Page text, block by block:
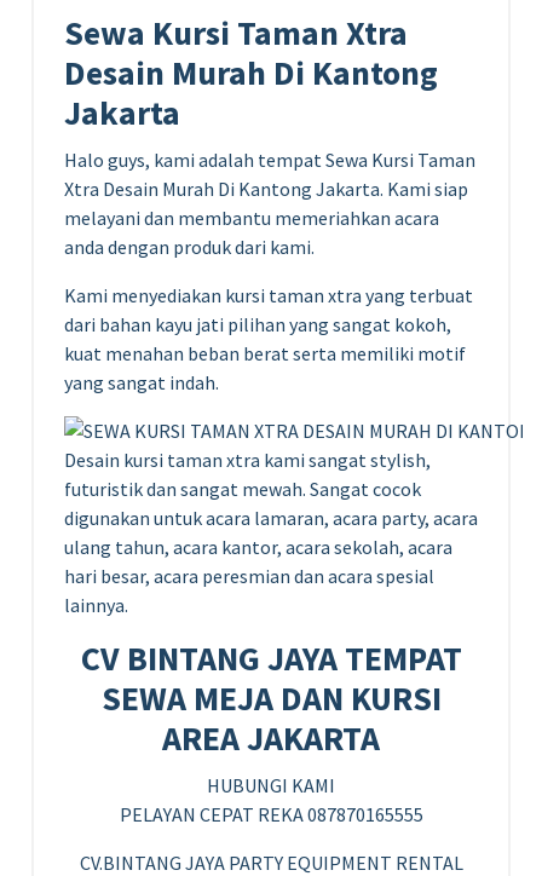
Sewa Kursi Taman Xtra
Desain Murah Di Kantong
Jakarta
Halo guys, kami adalah tempat Sewa Kursi Taman
Xtra Desain Murah Di Kantong Jakarta. Kami siap
melayani dan membantu memeriahkan acara
anda dengan produk dari kami.
Kami menyediakan kursi taman xtra yang terbuat
dari bahan kayu jati pilihan yang sangat kokoh,
kuat menahan beban berat serta memiliki motif
yang sangat indah.
Desain kursi taman xtra kami sangat stylish,
futuristik dan sangat mewah. Sangat cocok
digunakan untuk acara lamaran, acara party, acara
ulang tahun, acara kantor, acara sekolah, acara
hari besar, acara peresmian dan acara spesial
lainnya.
CV BINTANG JAYA TEMPAT
SEWA MEJA DAN KURSI
AREA JAKARTA
HUBUNGI KAMI
PELAYAN CEPAT REKA 087870165555
CV.BINTANG JAYA PARTY EQUIPMENT RENTAL